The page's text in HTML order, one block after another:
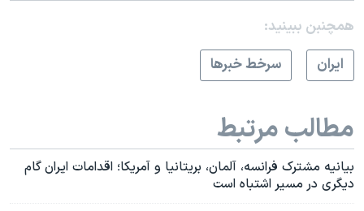
همچنبن ببینید:
ايران
سرخط خبرها
مطالب مرتبط
بیانیه مشترک فرانسه، آلمان، بریتانیا و آمریکا؛ اقدامات ایران گام
دیگری در مسیر اشتباه است